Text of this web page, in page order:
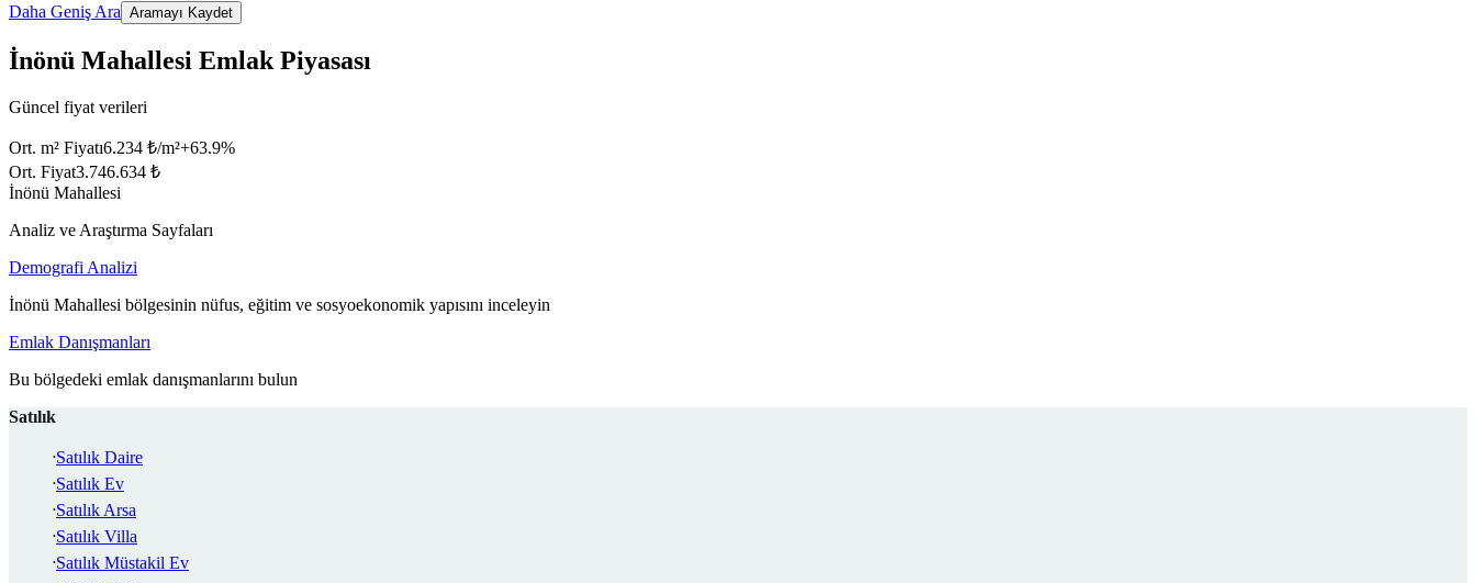
Daha Geniş Ara Aramayı Kaydet
İnönü Mahallesi Emlak Piyasası
Güncel fiyat verileri
Ort. m² Fiyatı6.234 ₺/m²+63.9%
Ort. Fiyat3.746.634 ₺
İnönü Mahallesi
Analiz ve Araştırma Sayfaları
Demografi Analizi
İnönü Mahallesi bölgesinin nüfus, eğitim ve sosyoekonomik yapısını inceleyin
Emlak Danışmanları
Bu bölgedeki emlak danışmanlarını bulun
Satılık
Satılık Daire
Satılık Ev
Satılık Arsa
Satılık Villa
Satılık Müstakil Ev